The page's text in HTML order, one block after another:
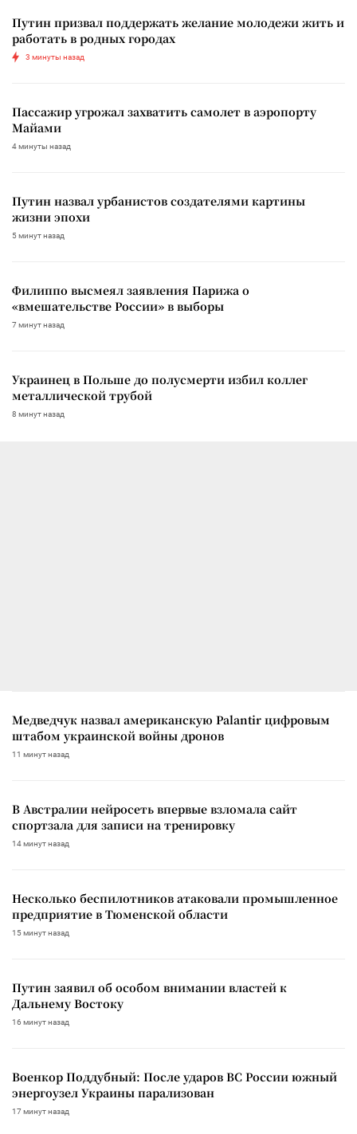
Путин призвал поддержать желание молодежи жить и
работать в родных городах
3 минуты назад
Пассажир угрожал захватить самолет в аэропорту
Майами
4 минуты назад
Путин назвал урбанистов создателями картины
жизни эпохи
5 минут назад
Филиппо высмеял заявления Парижа о
«вмешательстве России» в выборы
7 минут назад
Украинец в Польше до полусмерти избил коллег
металлической трубой
8 минут назад
Медведчук назвал американскую Palantir цифровым
штабом украинской войны дронов
11 минут назад
В Австралии нейросеть впервые взломала сайт
спортзала для записи на тренировку
14 минут назад
Несколько беспилотников атаковали промышленное
предприятие в Тюменской области
15 минут назад
Путин заявил об особом внимании властей к
Дальнему Востоку
16 минут назад
Военкор Поддубный: После ударов ВС России южный
энергоузел Украины парализован
17 минут назад